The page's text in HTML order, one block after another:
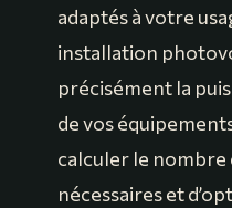
adaptés à votre
installation
précisément la
de vos
calculer le nombre
nécessaires et